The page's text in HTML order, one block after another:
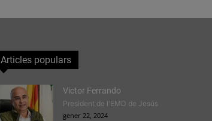
Articles populars
Victor Ferrando
President de l'EMD de Jesús
gener 22, 2024